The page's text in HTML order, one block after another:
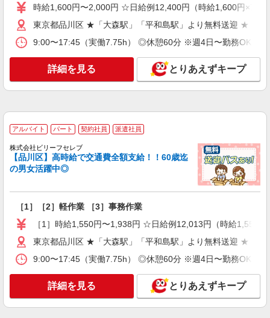
時給1400円 ※22:00〜翌5:00の間は深夜手当込
≪羽田空港事業場≫ 東京都大田区羽田空港3-2-
2 航空貨物ターミナルE-3棟（佐川急便 羽田空
キープ 詳細を見る
時給1400円 ※22:00〜翌5:00の間は深夜手当込
みで時給1，750円になります。
≪羽田空港事業場≫ 東京都大田区羽田空港3-2-
2 航空貨物ターミナルE-3棟（佐川急便 羽田空
アルバイト パート
SGフィルダー株式会社/W23996-005
荷物・商品仕分け
みで時給1，750円になります。
≪羽田空港事業場≫ 東京都大田区羽田空港3-2-
時給1,600円〜2,000円 ☆日給例12,400円（時給1,600円
東京都品川区 ★「大森駅」「平和島駅」より無料送迎 ★「平
9:00〜17:45（実働7.75h） ◎休憩60分 ※週4日〜勤務OK・
詳細を見る とりあえずキープ
アルバイト パート 契約社員 派遣社員
株式会社ビリーフセレブ
【品川区】高時給で交通費全額支給！！60歳迄
の男女活躍中◎
［1］［2］軽作業 ［3］事務作業
［1］時給1,550円〜1,938円 ☆日給例12,013円（時給1,550
東京都品川区 ★「大森駅」「平和島駅」より無料送迎 ★「平
9:00〜17:45（実働7.75h） ◎休憩60分 ※週4日〜勤務OK・
詳細を見る とりあえずキープ